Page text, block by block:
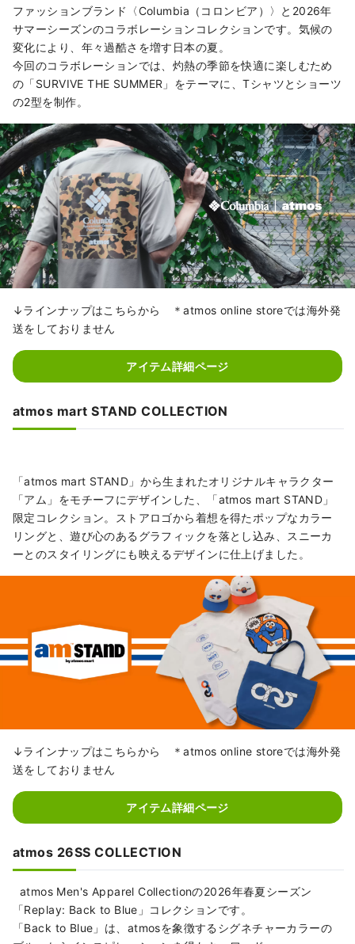
ファッションブランド〈Columbia（コロンビア）〉と2026年
サマーシーズンのコラボレーションコレクションです。気候の
変化により、年々過酷さを増す日本の夏。
今回のコラボレーションでは、灼熱の季節を快適に楽しむため
の「SURVIVE THE SUMMER」をテーマに、Tシャツとショーツ
の2型を制作。
↓ラインナップはこちらから ＊atmos online storeでは海外発
送をしておりません
アイテム詳細ページ
atmos mart STAND COLLECTION
「atmos mart STAND」から生まれたオリジナルキャラクター
「アム」をモチーフにデザインした、「atmos mart STAND」
限定コレクション。ストアロゴから着想を得たポップなカラー
リングと、遊び心のあるグラフィックを落とし込み、スニーカ
ーとのスタイリングにも映えるデザインに仕上げました。
↓ラインナップはこちらから ＊atmos online storeでは海外発
送をしておりません
アイテム詳細ページ
atmos 26SS COLLECTION
atmos Men's Apparel Collectionの2026年春夏シーズン
「Replay: Back to Blue」コレクションです。
「Back to Blue」は、atmosを象徴するシグネチャーカラーの